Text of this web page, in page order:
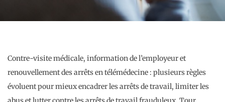
Contre-visite médicale, information de l’employeur et
renouvellement des arrêts en télémédecine : plusieurs règles
évoluent pour mieux encadrer les arrêts de travail, limiter les